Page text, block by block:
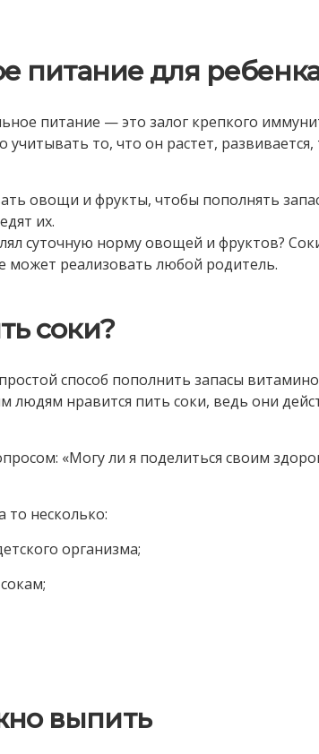
питание для
питание — это залог крепкого
то, что он растет,
овощи и фрукты, чтобы пополнять
их.
суточную норму овощей и фруктов?
может реализовать любой родитель.
соки?
способ пополнить запасы
людям нравится пить соки, ведь они
«Могу ли я поделиться своим
то несколько:
организма;
выпить